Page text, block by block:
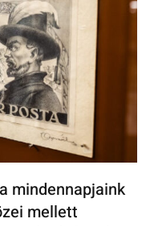
mindennapjaink
mellett